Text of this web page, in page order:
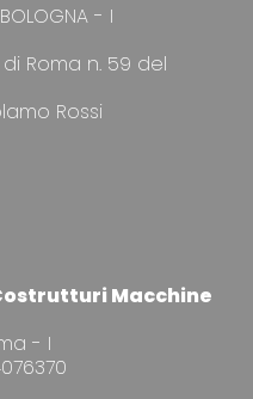
- I
Roma n. 59 del
Rossi
Macchine
- I